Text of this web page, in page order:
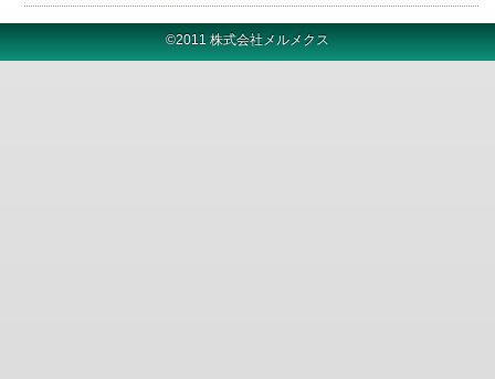
©2011 株式会社メルメクス